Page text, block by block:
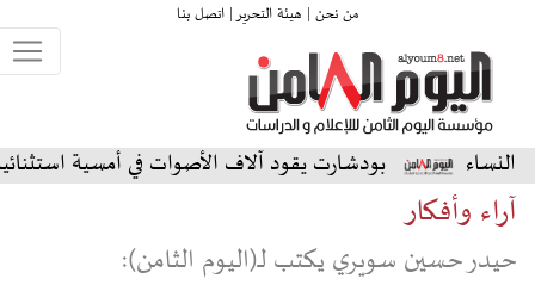
من نحن | هيئة التحرير |اتصل بنا
بودشارت يقود آلاف الأصوات في أمسية استثنائية على المسرح
آراء وأفكار
حيدر حسين سويري يكتب لـ(اليوم الثامن):